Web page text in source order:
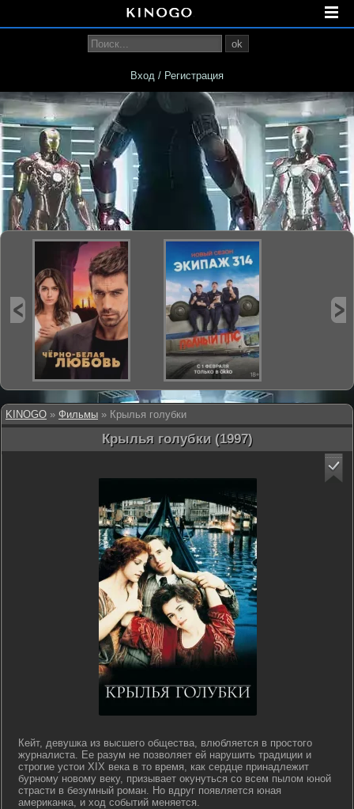
KINOGO » Фильмы » Крылья голубки
Крылья голубки (1997)
Кейт, девушка из высшего общества, влюбляется в простого
журналиста. Ее разум не позволяет ей нарушить традиции и
строгие устои XIX века в то время, как сердце принадлежит
бурному новому веку, призывает окунуться со всем пылом юной
страсти в безумный роман. Но вдруг появляется юная
американка, и ход событий меняется.
ok
Вход / Регистрация